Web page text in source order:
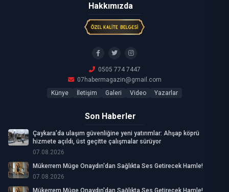
Hakkımızda
0505 774 7447
07habermagazin@gmail.com
Künye
İletişim Galeri Video Yazarlar
Son Haberler
Çaykara’da ulaşım güvenliğine yeni yatırımlar: Ahşap köprü
hizmete açıldı, üst geçitte çalışmalar sürüyor
07.08.2026
Mükerrem Müge Onaydın'dan Sağlıkta Ses Getirecek Hamle!
07.08.2026
Mükerrem Müge Onaydın'dan Sağlıkta Ses Getirecek Hamle!